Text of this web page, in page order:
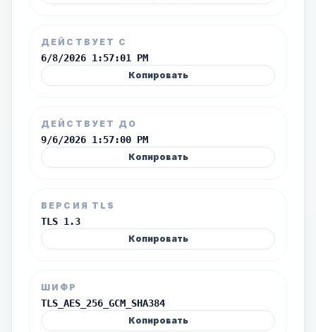
ДЕЙСТВУЕТ С
6/8/2026 1:57:01 PM
Копировать
ДЕЙСТВУЕТ ДО
9/6/2026 1:57:00 PM
Копировать
ВЕРСИЯ TLS
TLS 1.3
Копировать
ШИФР
TLS_AES_256_GCM_SHA384
Копировать